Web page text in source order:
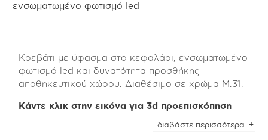
ενσωματωμένο φωτισμό led
Κρεβάτι με ύφασμα στο κεφαλάρι, ενσωματωμένο
φωτισμό led και δυνατότητα προσθήκης
αποθηκευτικού χώρου. Διαθέσιμο σε χρώμα Μ.31.
Κάντε κλικ στην εικόνα για 3d προεπισκόπηση
Κρεβάτι από 100% ανακυκλωμένη ανάγλυφη
διαβάστε περισσότερα